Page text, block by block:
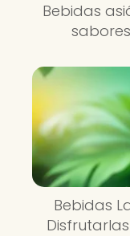
Bebidas
Bebidas